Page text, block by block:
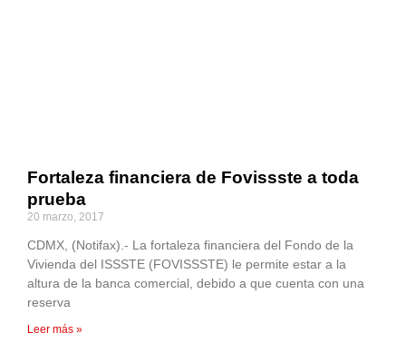
Fortaleza financiera de Fovissste a toda
prueba
20 marzo, 2017
CDMX, (Notifax).- La fortaleza financiera del Fondo de la
Vivienda del ISSSTE (FOVISSSTE) le permite estar a la
altura de la banca comercial, debido a que cuenta con una
reserva
Leer más »